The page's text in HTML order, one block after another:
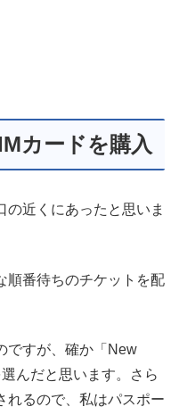
カードを購入
近くにあったと思いま
順番待ちのチケットを配
ですが、確か「New
んだと思います。さら
れるので、私はパスポー